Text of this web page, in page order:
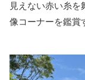
見えない赤い糸
像コーナーを鑑賞